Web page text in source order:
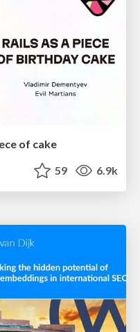
of cake
59 6.9k